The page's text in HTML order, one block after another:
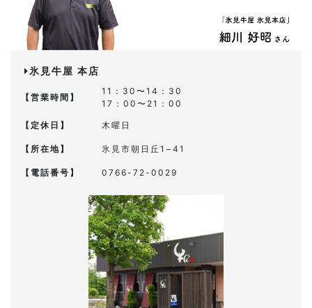
氷見牛屋 本店
【営業時間】
11：30〜14：30
17：00〜21：00
【定休日】 木曜日
【所在地】 氷見市朝日丘1−41
【電話番号】 0766-72-0029